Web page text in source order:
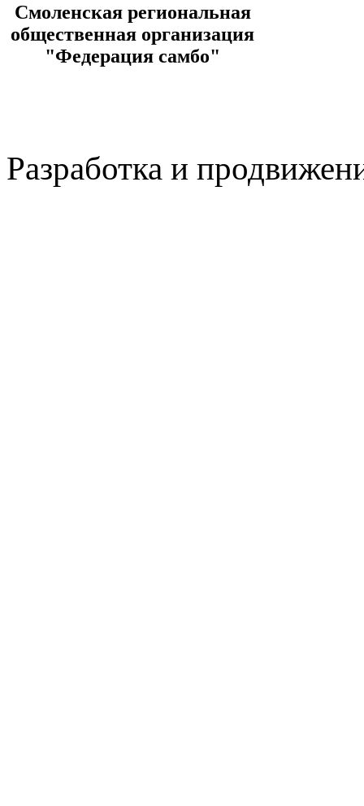
Смоленская региональная
общественная организация
"Федерация самбо"
Разработка и